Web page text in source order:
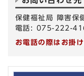
保健福祉局 障害保
電話: 075-222-
お電話の際はお掛